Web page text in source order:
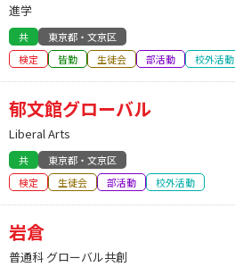
進学
共
東京都・文京区
検定
皆勤 生徒会 部活動 校外活動
郁文館グローバル
Liberal Arts
共
東京都・文京区
検定
生徒会 部活動 校外活動
岩倉
普通科 グローバル共創